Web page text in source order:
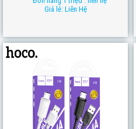
Giá lẻ: Liên Hệ